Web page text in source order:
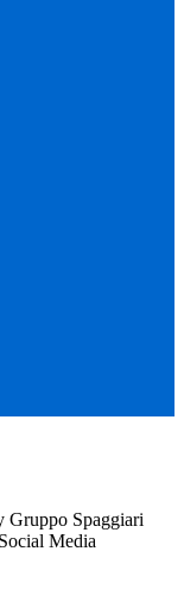
Gruppo Spaggiari
Media